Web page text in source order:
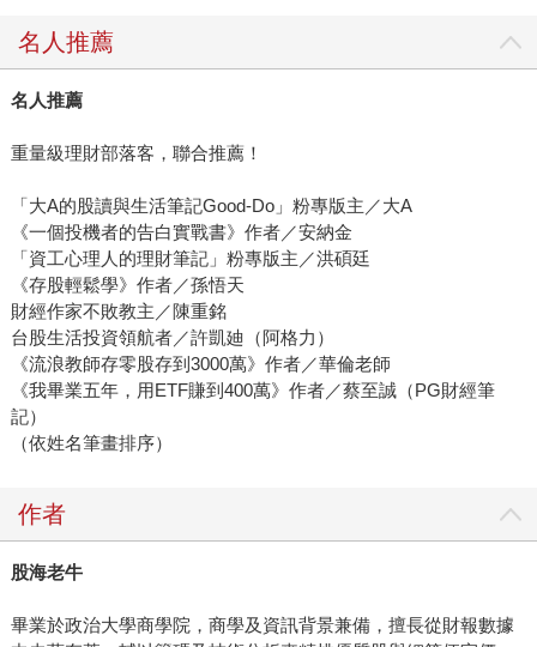
名人推薦
名人推薦
重量級理財部落客，聯合推薦！
「大A的股讀與生活筆記Good-Do」粉專版主／大A
《一個投機者的告白實戰書》作者／安納金
「資工心理人的理財筆記」粉專版主／洪碩廷
《存股輕鬆學》作者／孫悟天
財經作家不敗教主／陳重銘
台股生活投資領航者／許凱廸（阿格力）
《流浪教師存零股存到3000萬》作者／華倫老師
《我畢業五年，用ETF賺到400萬》作者／蔡至誠（PG財經筆
記）
（依姓名筆畫排序）
作者
股海老牛
畢業於政治大學商學院，商學及資訊背景兼備，擅長從財報數據